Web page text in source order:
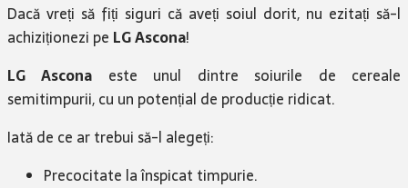
Dacă vreți să fiți siguri că aveți soiul dorit, nu ezitați să-l
achiziționezi pe LG Ascona!
LG Ascona este unul dintre soiurile de cereale
semitimpurii, cu un potențial de producție ridicat.
Iată de ce ar trebui să-l alegeți:
Precocitate la înspicat timpurie.